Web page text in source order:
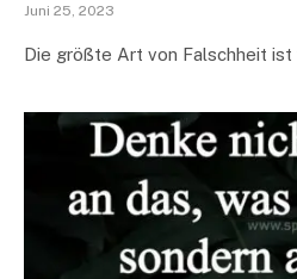
Juni 25, 2023
Die größte Art von Falschheit